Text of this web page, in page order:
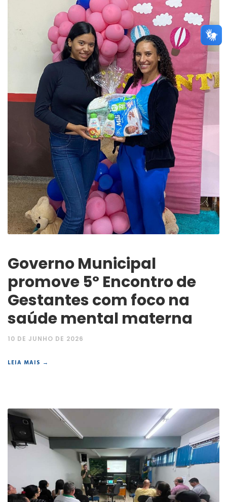
Governo Municipal
promove 5º Encontro de
Gestantes com foco na
saúde mental materna
10 DE JUNHO DE 2026
LEIA MAIS →